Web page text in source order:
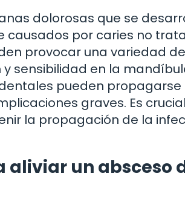
dolorosas que se
causados por caries no
provocar una variedad
sensibilidad en la
pueden propagarse
graves. Es
la propagación de la
aliviar un absceso